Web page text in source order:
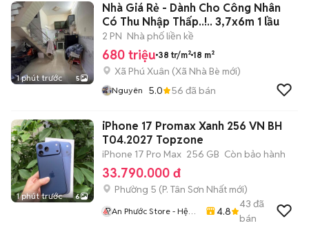
1 phút trước 5
Nhà Giá Rẻ - Dành Cho Công Nhân
Có Thu Nhập Thấp..!.. 3,7x6m 1 lầu
2 PN Nhà phố liền kề
680 triệu 38 tr/m² 18 m²
Xã Phú Xuân (Xã Nhà Bè mới)
Nguyên 5.0 56 đã bán
1 phút trước 6
iPhone 17 Promax Xanh 256 VN BH
T04.2027 Topzone
iPhone 17 Pro Max 256 GB Còn bảo hành
33.790.000 đ
Phường 5 (P. Tân Sơn Nhất mới)
An Phước Store - Hệ
4.8
43 đã
bán